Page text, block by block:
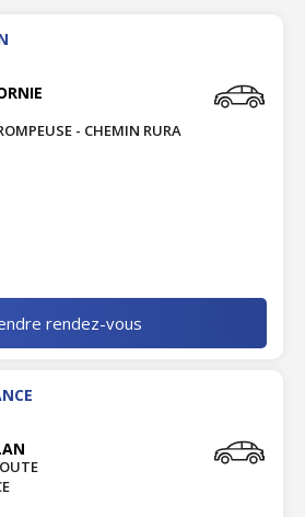
- CHEMIN RURA
rendez-vous